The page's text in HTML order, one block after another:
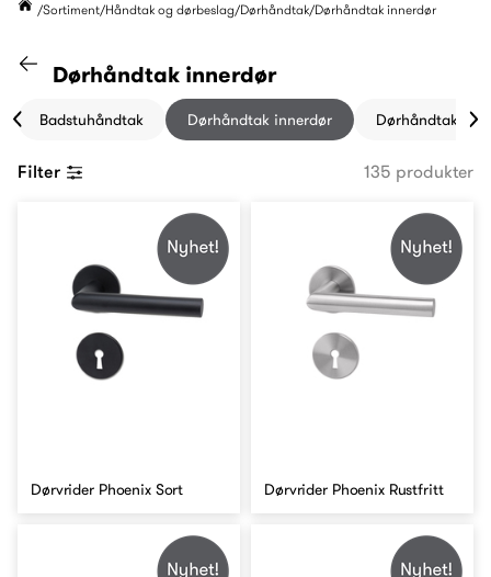
Sortiment Håndtak og dørbeslag Dørhåndtak Dørhåndtak innerdør
Gå til "Dørhåndtak" kategori
Dørhåndtak innerdør
Badstuhåndtak Dørhåndtak innerdør Dørhåndtak
Filter 135 produkter
Dørvrider Phoenix Sort Dørvrider Phoenix Rustfritt